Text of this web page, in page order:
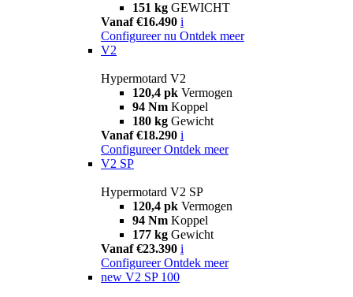
151 kg GEWICHT
Vanaf €16.490 i
Configureer nu Ontdek meer
V2
Hypermotard V2
120,4 pk Vermogen
94 Nm Koppel
180 kg Gewicht
Vanaf €18.290 i
Configureer Ontdek meer
V2 SP
Hypermotard V2 SP
120,4 pk Vermogen
94 Nm Koppel
177 kg Gewicht
Vanaf €23.390 i
Configureer Ontdek meer
new V2 SP 100